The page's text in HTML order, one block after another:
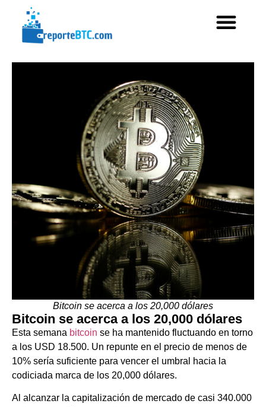
Bitcoin se acerca a los 20,000 dólares
Bitcoin se acerca a los 20,000 dólares
Esta semana bitcoin se ha mantenido fluctuando en torno
a los USD 18.500. Un repunte en el precio de menos de
10% sería suficiente para vencer el umbral hacia la
codiciada marca de los 20,000 dólares.
Al alcanzar la capitalización de mercado de casi 340.000